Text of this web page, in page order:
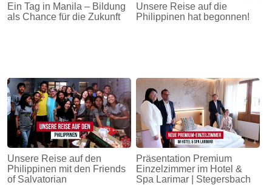
Ein Tag in Manila – Bildung
als Chance für die Zukunft
Unsere Reise auf die
Philippinen hat begonnen!
Unsere Reise auf den
Philippinen mit den Friends
of Salvatorian
Präsentation Premium
Einzelzimmer im Hotel &
Spa Larimar | Stegersbach